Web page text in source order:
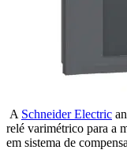
A Schneider Electric
relé varimétrico para a
em sistema de